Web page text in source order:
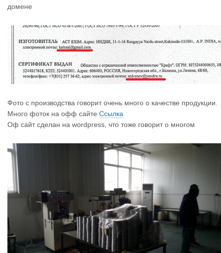
домене
Фото с производства говорит очень много о качестве продукции.
Много фоток на офф сайте Ссылка
Оф сайт сделан на wordpress, что тоже говорит о многом